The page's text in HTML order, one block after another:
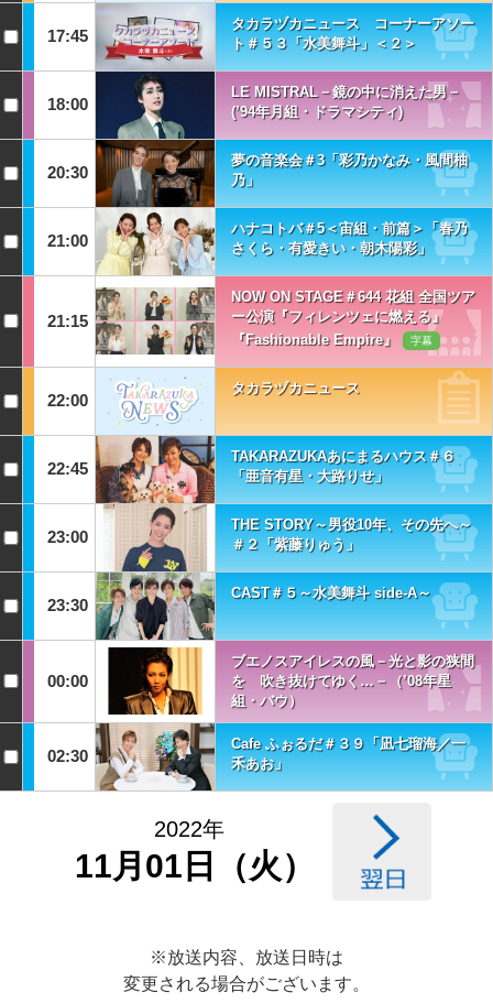
17:45
タカラヅカニュース コーナーアソー
ト＃５３「水美舞斗」＜２＞
18:00
LE MISTRAL－鏡の中に消えた男－
(’94年月組・ドラマシティ)
20:30
夢の音楽会＃3「彩乃かなみ・風間柚
乃」
21:00
ハナコトバ＃5＜宙組・前篇＞「春乃
さくら・有愛きい・朝木陽彩」
21:15
NOW ON STAGE＃644 花組 全国ツア
ー公演『フィレンツェに燃える』
『Fashionable Empire』
字幕
22:00
タカラヅカニュース
22:45
TAKARAZUKAあにまるハウス＃６
「亜音有星・大路りせ」
23:00
THE STORY～男役10年、その先へ～
＃２「紫藤りゅう」
23:30
CAST＃５～水美舞斗 side-A～
00:00
ブエノスアイレスの風－光と影の狭間
を 吹き抜けてゆく…－（’08年星
組・バウ）
02:30
Cafe ふぉるだ＃３９「凪七瑠海／一
禾あお」
2022年
11月01日（火）
※放送内容、放送日時は
変更される場合がございます。